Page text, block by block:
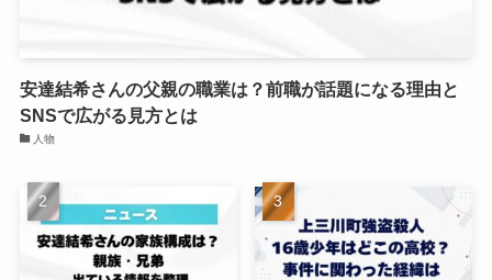
安達結希さんの父親の職業は？前職が話題になる理由と
SNSで広がる見方とは
人物